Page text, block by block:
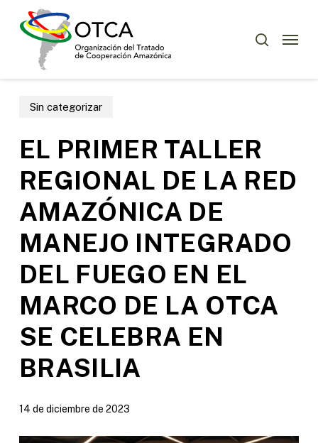
Menu
Sin categorizar
EL PRIMER TALLER
REGIONAL DE LA RED
AMAZÓNICA DE
MANEJO INTEGRADO
DEL FUEGO EN EL
MARCO DE LA OTCA
SE CELEBRA EN
BRASILIA
14 de diciembre de 2023